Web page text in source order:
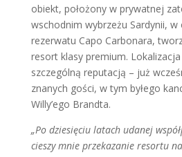
obiekt, położony w prywatnej
wschodnim wybrzeżu Sardynii,
rezerwatu Capo Carbonara,
resort klasy premium.
szczególną reputacją – już
znanych gości, w tym byłego
Willy’ego Brandta.
„Po dziesięciu latach udanej
cieszy mnie przekazanie resortu